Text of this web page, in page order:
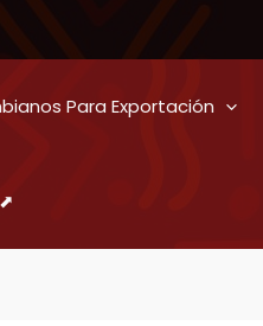
Para Exportación